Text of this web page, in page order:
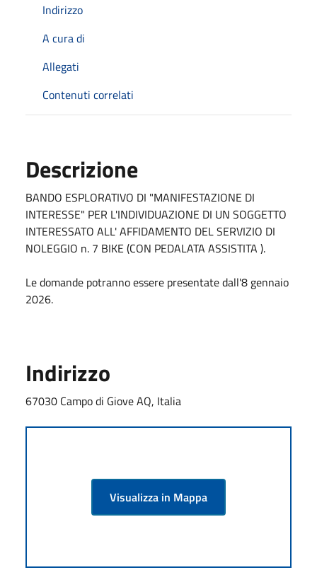
Indirizzo
A cura di
Allegati
Contenuti correlati
Descrizione
BANDO ESPLORATIVO DI "MANIFESTAZIONE DI
INTERESSE" PER L'INDIVIDUAZIONE DI UN SOGGETTO
INTERESSATO ALL' AFFIDAMENTO DEL SERVIZIO DI
NOLEGGIO n. 7 BIKE (CON PEDALATA ASSISTITA ).
Le domande potranno essere presentate dall'8 gennaio
2026.
Indirizzo
67030 Campo di Giove AQ, Italia
Visualizza in Mappa